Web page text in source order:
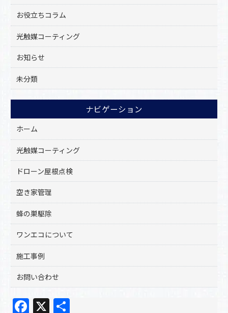
お役立ちコラム
光触媒コーティング
お知らせ
未分類
ナビゲーション
ホーム
光触媒コーティング
ドローン屋根点検
空き家管理
蜂の巣駆除
ワンエコについて
施工事例
お問い合わせ
F X